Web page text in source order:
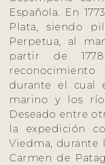
Española. En
Plata, siendo
Perpetua, al
partir de
durante el cual
marino y los
Deseado entre
la expedición
Viedma, durante
Carmen de